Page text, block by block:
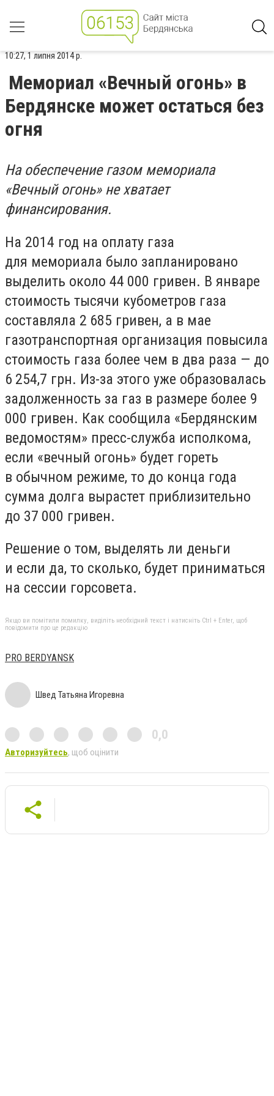
10:27, 1 липня 2014 р.
Мемориал «Вечный огонь» в
Бердянске может остаться без
огня
На обеспечение газом мемориала
«Вечный огонь» не хватает
финансирования.
На 2014 год на оплату газа
для мемориала было запланировано
выделить около 44 000 гривен. В январе
стоимость тысячи кубометров газа
составляла 2 685 гривен, а в мае
газотранспортная организация повысила
стоимость газа более чем в два раза — до
6 254,7 грн. Из-за этого уже образовалась
задолженность за газ в размере более 9
000 гривен. Как сообщила «Бердянским
ведомостям» пресс-служба исполкома,
если «вечный огонь» будет гореть
в обычном режиме, то до конца года
сумма долга вырастет приблизительно
до 37 000 гривен.
Решение о том, выделять ли деньги
и если да, то сколько, будет приниматься
на сессии горсовета.
Якщо ви помітили помилку, виділіть необхідний текст і натисніть Ctrl + Enter, щоб
повідомити про це редакцію
PRO BERDYANSK
Швед Татьяна Игоревна
0,0
Авторизуйтесь, щоб оцінити